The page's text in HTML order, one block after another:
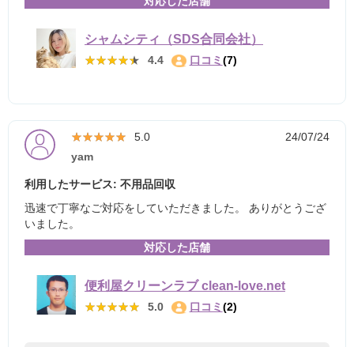
シャムシティ（SDS合同会社）
★★★★★
★★★★★ 4.4 口コミ (7)
★★★★★
★★★★★ 5.0
24/07/24
yam
利用したサービス: 不用品回収
迅速で丁寧なご対応をしていただきました。 ありがとうござ
いました。
対応した店舗
便利屋クリーンラブ clean-love.net
★★★★★
★★★★★ 5.0 口コミ (2)